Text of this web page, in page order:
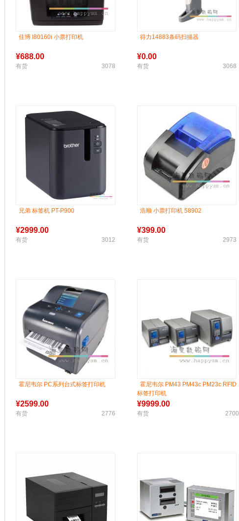
佳博 l80160i 小票打印机
¥688.00
有货 3078
得力14883条码扫描器
¥0.00
有货 3068
兄弟 标签机 PT-P900
¥2999.00
有货 3012
浩顺 小票打印机 58902
¥399.00
有货 2973
霍尼韦尔 PC系列台式标签打印机
¥2599.00
有货 2776
霍尼韦尔 PM43 PM43c PM23c RFID
标签打印机
¥9999.00
有货 2700